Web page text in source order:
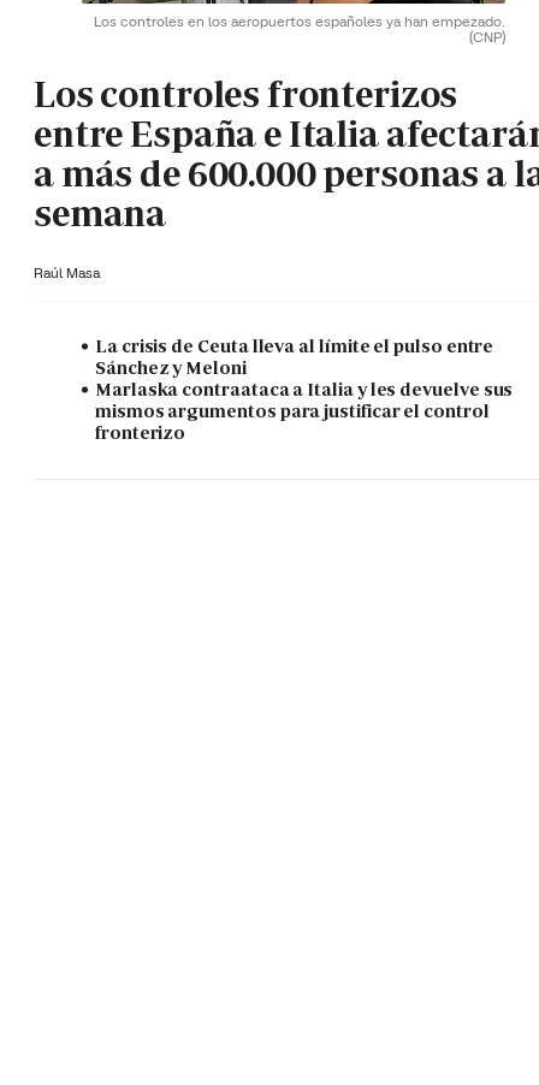
Los controles en los aeropuertos españoles ya han empezado.
(CNP)
Los controles fronterizos
entre España e Italia
a más de 600.000 personas a
semana
Raúl Masa
La crisis de Ceuta lleva al límite el pulso entre
Sánchez y Meloni
Marlaska contraataca a Italia y les devuelve sus
mismos argumentos para justificar el control
fronterizo